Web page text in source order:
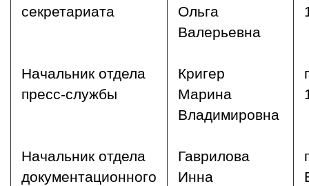
секретариата
Ольга
Валерьевна
Начальник отдела
пресс-службы
Кригер
Марина
Владимировна
Начальник отдела
документационного
Гаврилова
Инна